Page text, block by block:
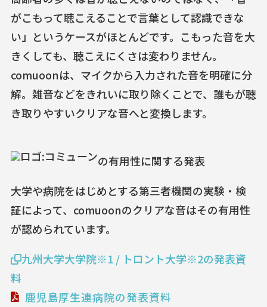
がこもって聴こえることで言葉として認識できな
い」というケースがほとんどです。こもった音を大
きくしても、聴こえにくさは変わりません。
comuoonは、マイクから入力された音を明確に分
解。雑音などをきれいに取り除くことで、誰もが聴
き取りやすいクリアな音へと変換します。
の有用性に関する発表
大学や病院をはじめとする第三者機関の実験・検
証によって、comuoonのクリアな音はその有用性
が認められています。
九州大学大学院※1 / トロント大学※2の発表資
料
鹿児島厚生連病院の発表資料